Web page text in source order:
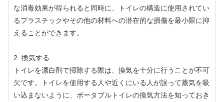
な消毒効果が得られると同時に、トイレの構造に使用されてい
るプラ​​スチックやその他の材料への潜在的な損傷を最小限に抑
えることができます。
2. 換気する
トイレを漂白剤で掃除する際は、換気を十分に行うことが不可
欠です。トイレを使用する人や近くにいる人が誤って蒸気を吸
い込まないように、ポータブルトイレの換気方法を知っておき